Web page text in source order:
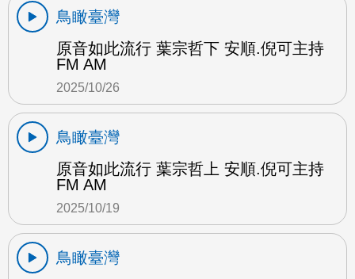
鳥瞰臺灣
原音如此流行 葉宗哲下 安順.倪可主持
FM AM
2025/10/26
鳥瞰臺灣
原音如此流行 葉宗哲上 安順.倪可主持
FM AM
2025/10/19
鳥瞰臺灣